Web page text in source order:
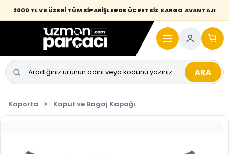
2000 TL VE ÜZERİ TÜM SİPARİŞLERDE ÜCRETSİZ KARGO AVANTAJI
Desi / hacim sınırını aşan kaporta parçalarında taşıma bedeli alıcıya
yansıtılmaktadır.
ARA
Kaporta Kaput ve Bagaj Kapağı